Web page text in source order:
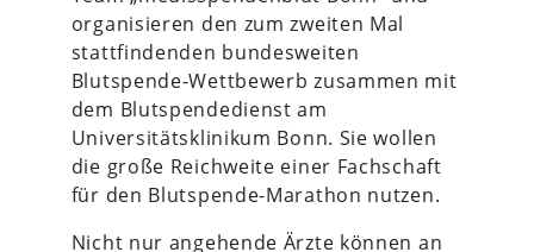
organisieren den zum zweiten Mal
stattfindenden bundesweiten
Blutspende-Wettbewerb zusammen mit
dem Blutspendedienst am
Universitätsklinikum Bonn. Sie wollen
die große Reichweite einer Fachschaft
für den Blutspende-Marathon nutzen.
Nicht nur angehende Ärzte können an